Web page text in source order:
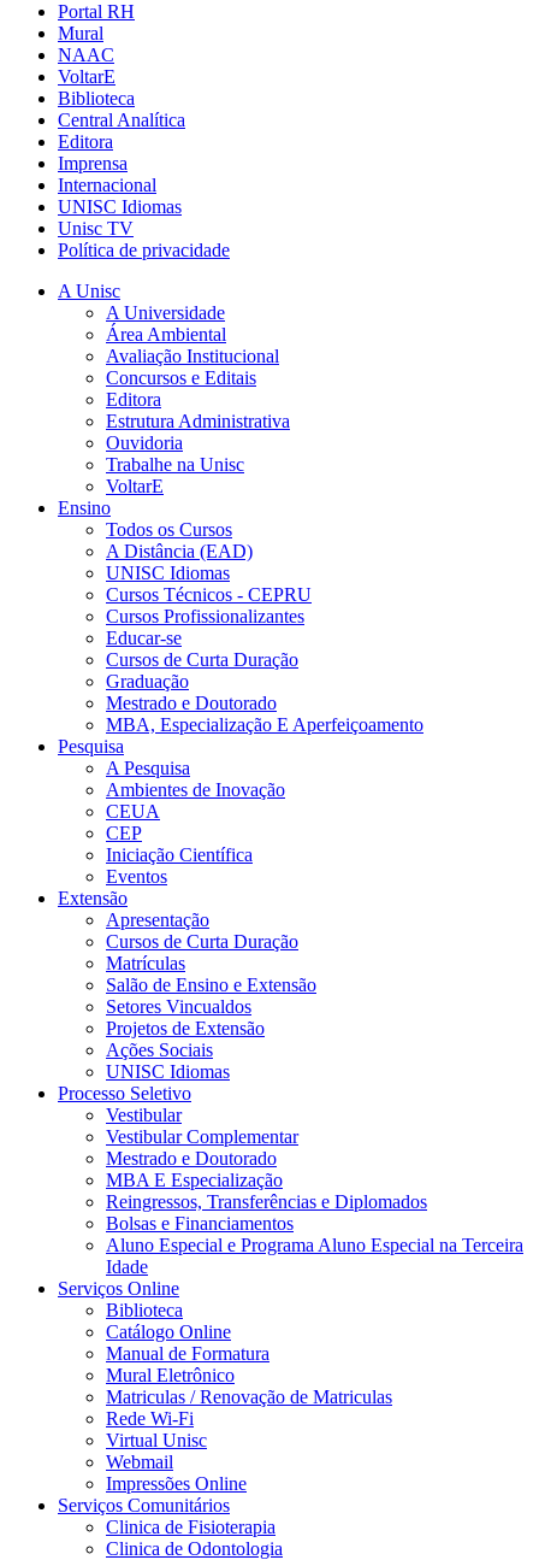
Portal RH
Mural
NAAC
VoltarE
Biblioteca
Central Analítica
Editora
Imprensa
Internacional
UNISC Idiomas
Unisc TV
Política de privacidade
A Unisc
A Universidade
Área Ambiental
Avaliação Institucional
Concursos e Editais
Editora
Estrutura Administrativa
Ouvidoria
Trabalhe na Unisc
VoltarE
Ensino
Todos os Cursos
A Distância (EAD)
UNISC Idiomas
Cursos Técnicos - CEPRU
Cursos Profissionalizantes
Educar-se
Cursos de Curta Duração
Graduação
Mestrado e Doutorado
MBA, Especialização E Aperfeiçoamento
Pesquisa
A Pesquisa
Ambientes de Inovação
CEUA
CEP
Iniciação Científica
Eventos
Extensão
Apresentação
Cursos de Curta Duração
Matrículas
Salão de Ensino e Extensão
Setores Vincualdos
Projetos de Extensão
Ações Sociais
UNISC Idiomas
Processo Seletivo
Vestibular
Vestibular Complementar
Mestrado e Doutorado
MBA E Especialização
Reingressos, Transferências e Diplomados
Bolsas e Financiamentos
Aluno Especial e Programa Aluno Especial na Terceira
Idade
Serviços Online
Biblioteca
Catálogo Online
Manual de Formatura
Mural Eletrônico
Matriculas / Renovação de Matriculas
Rede Wi-Fi
Virtual Unisc
Webmail
Impressões Online
Serviços Comunitários
Clinica de Fisioterapia
Clinica de Odontologia